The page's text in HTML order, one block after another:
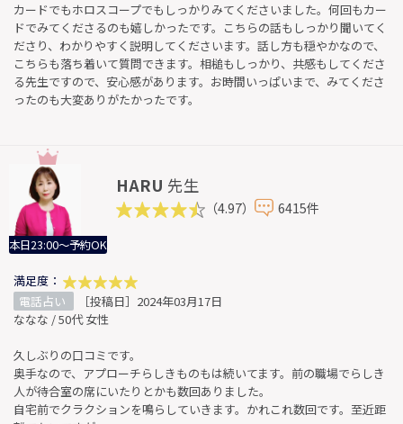
カードでもホロスコープでもしっかりみてくださいました。何回もカー
ドでみてくださるのも嬉しかったです。こちらの話もしっかり聞いてく
ださり、わかりやすく説明してくださいます。話し方も穏やかなので、
こちらも落ち着いて質問できます。相槌もしっかり、共感もしてくださ
る先生ですので、安心感があります。お時間いっぱいまで、みてくださ
ったのも大変ありがたかったです。
本日23:00～予約OK
HARU 先生
（4.97） 6415件
満足度：
電話占い
［投稿日］2024年03月17日
ななな / 50代 女性
久しぶりの口コミです。
奥手なので、アプローチらしきものもは続いてます。前の職場でらしき
人が待合室の席にいたりとかも数回ありました。
自宅前でクラクションを鳴らしていきます。かれこれ数回です。至近距